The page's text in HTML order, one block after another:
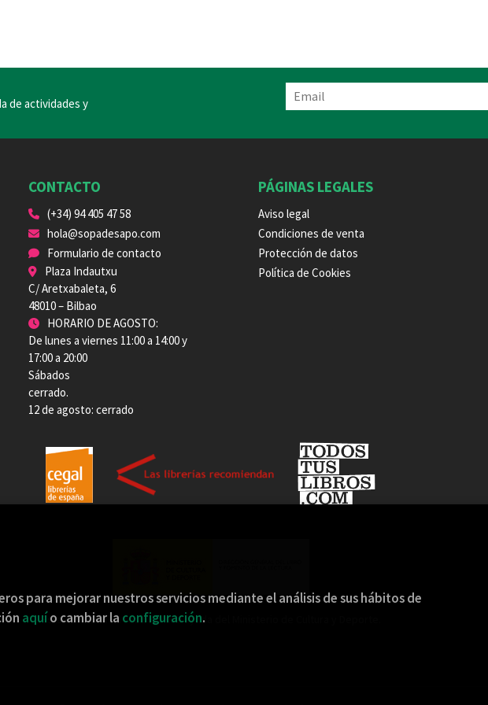
de actividades y
CONTACTO
(+34) 94 405 47 58
hola@sopadesapo.com
Formulario de contacto
Plaza Indautxu
C/ Aretxabaleta, 6
48010 – Bilbao
HORARIO DE AGOSTO:
De lunes a viernes 11:00 a 14:00 y
17:00 a 20:00
Sábados
cerrado.
12 de agosto: cerrado
PÁGINAS LEGALES
Aviso legal
Condiciones de venta
Protección de datos
Política de Cookies
Esta actividad ha recibido una ayuda del Ministerio de Cultura y Deporte.
para mejorar nuestros servicios mediante el análisis de sus hábitos de
aquío cambiar la configuración.